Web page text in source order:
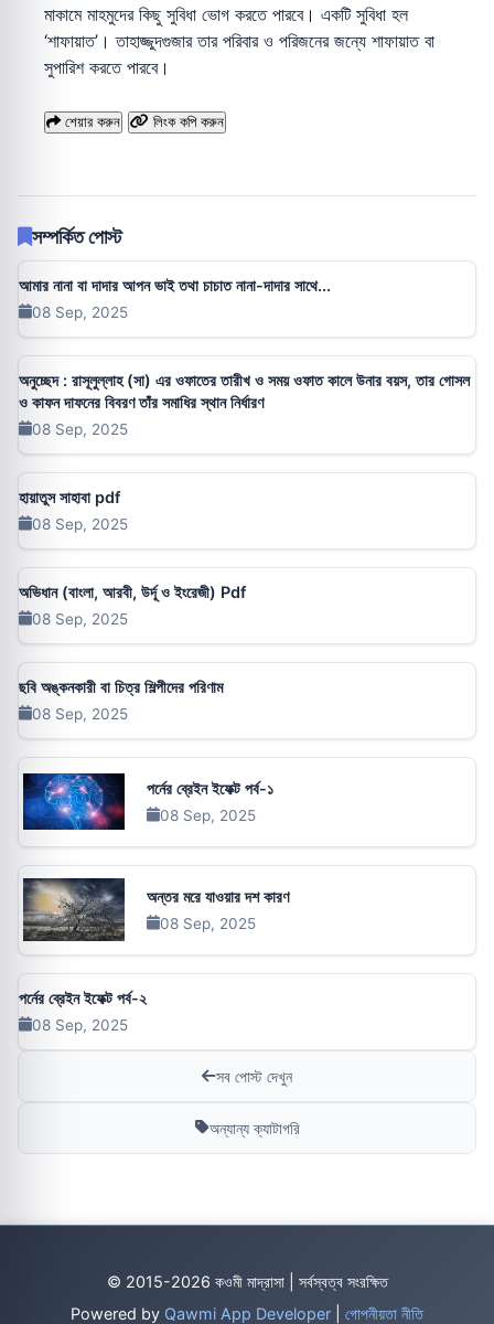
মাকামে মাহমুদের কিছু সুবিধা ভোগ করতে পারবে। একটি সুবিধা হল
‘শাফায়াত’। তাহাজ্জুদগুজার তার পরিবার ও পরিজনের জন্যে শাফায়াত বা
সুপারিশ করতে পারবে।
শেয়ার করুন লিংক কপি করুন
সম্পর্কিত পোস্ট
আমার নানা বা দাদার আপন ভাই তথা চাচাত নানা-দাদার সাথে...
08 Sep, 2025
অনুচ্ছেদ : রাসূলুল্লাহ (সা) এর ওফাতের তারীখ ও সময় ওফাত কালে উনার বয়স, তার গোসল
ও কাফন দাফনের বিবরণ তাঁর সমাধির স্থান নির্ধারণ
08 Sep, 2025
হায়াতুস সাহাবা pdf
08 Sep, 2025
অভিধান (বাংলা, আরবী, উর্দূ ও ইংরেজী) Pdf
08 Sep, 2025
ছবি অঙ্কনকারী বা চিত্র শিল্পীদের পরিণাম
08 Sep, 2025
পর্নের ব্রেইন ইফেক্ট পর্ব-১
08 Sep, 2025
অন্তর মরে যাওয়ার দশ কারণ
08 Sep, 2025
পর্নের ব্রেইন ইফেক্ট পর্ব-২
08 Sep, 2025
সব পোস্ট দেখুন
অন্যান্য ক্যাটাগরি
© 2015-2026 কওমী মাদ্রাসা | সর্বস্বত্ব সংরক্ষিত
Powered by Qawmi App Developer গোপনীয়তা নীতি